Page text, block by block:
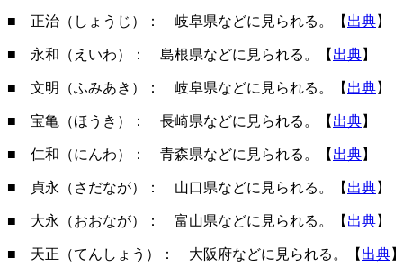
■ 正治（しょうじ）： 岐阜県などに見られる。【 出典】
■ 永和（えいわ）： 島根県などに見られる。【 出典】
■ 文明（ふみあき）： 岐阜県などに見られる。【 出典】
■ 宝亀（ほうき）： 長崎県などに見られる。【 出典】
■ 仁和（にんわ）： 青森県などに見られる。【 出典】
■ 貞永（さだなが）： 山口県などに見られる。【 出典】
■ 大永（おおなが）： 富山県などに見られる。【 出典】
■ 天正（てんしょう）： 大阪府などに見られる。【 出典】